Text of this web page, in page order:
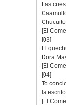
Las
[El
[03]
El
Dora
[El
[04]
Te
la
[El